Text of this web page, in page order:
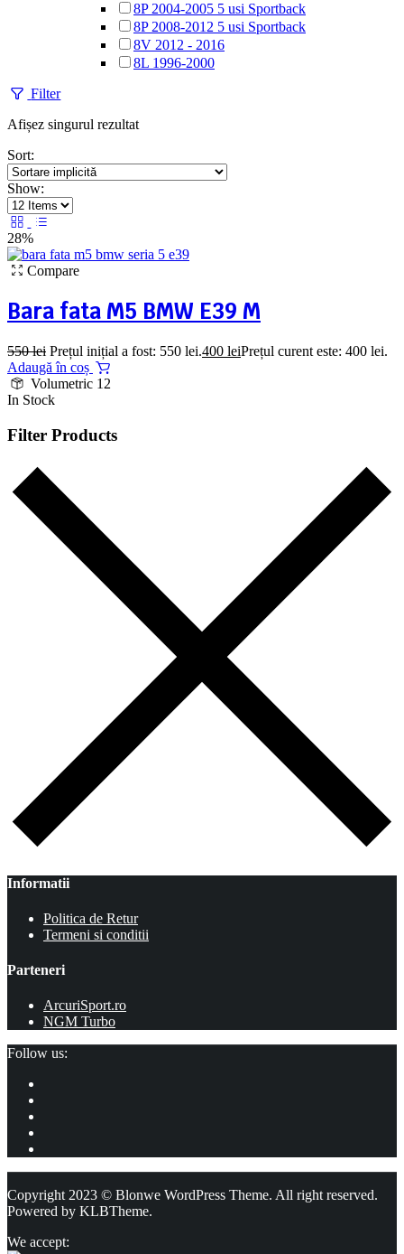
8P 2004-2005 5 usi Sportback
8P 2008-2012 5 usi Sportback
8V 2012 - 2016
8L 1996-2000
Filter
Afișez singurul rezultat
Sort:
Show:
28%
Compare
Bara fata M5 BMW E39 M
550lei Prețul inițial a fost: 550 lei.400 leiPrețul curent este: 400 lei.
Adaugă în coș
Volumetric 12
In Stock
Filter Products
Informatii
Politica de Retur
Termeni si conditii
Parteneri
ArcuriSport.ro
NGM Turbo
Follow us:
Copyright 2023 © Blonwe WordPress Theme. All right reserved.
Powered by KLBTheme.
We accept: